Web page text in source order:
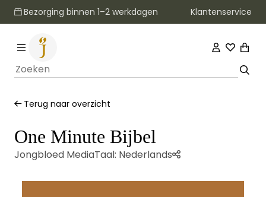
Bezorging binnen 1–2 werkdagen Klantenservice
Terug naar overzicht
One Minute Bijbel
Jongbloed MediaTaal: Nederlands